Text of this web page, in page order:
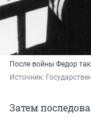
После войны Федор
Источник:
Затем